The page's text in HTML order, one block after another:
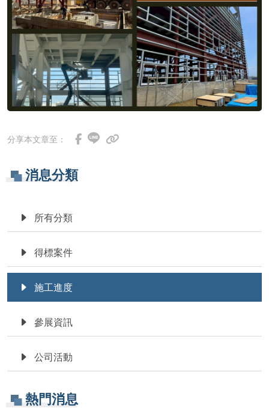
消息分類
所有分類
得標案件
施工進度
參展資訊
公司活動
熱門消息
分享本文章至：